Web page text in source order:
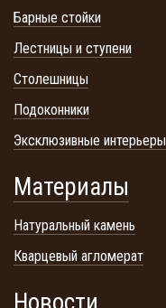
Барные стойки
Лестницы и ступени
Столешницы
Подоконники
Эксклюзивные интерьеры
Материалы
Натуральный камень
Кварцевый агломерат